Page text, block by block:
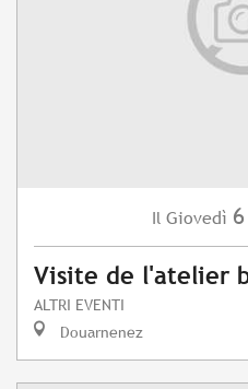
Il Giovedì 6
Visite de l'atelier
ALTRI EVENTI
Douarnenez